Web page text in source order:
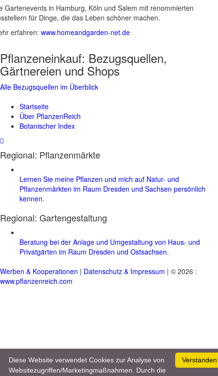
Gartenevents in Hamburg, Köln und Salem mit renommierten
für Dinge, die das Leben schöner machen.
erfahren: www.homeandgarden-net.de
Pflanzeneinkauf: Bezugsquellen,
Gärtnereien und Shops
Alle Bezugsquellen im Überblick
Startseite
Über PflanzenReich
Botanischer Index
Regional: Pflanzenmärkte
Lernen Sie meine Pflanzen und mich auf Natur- und
Pflanzenmärkten im Raum Dresden und Sachsen persönlich
kennen.
Regional: Gartengestaltung
Beratung bei der Anlage und Umgestaltung von Haus- und
Privatgärten im Raum Dresden und Ostsachsen.
Werben & Kooperationen | Datenschutz & Impressum | © 2026 :
www.pflanzenreich.com
Verstanden
Diese Website verwendet Cookies zur Analyse von
Websitezugriffen/Marketingmaßnahmen. Durch die